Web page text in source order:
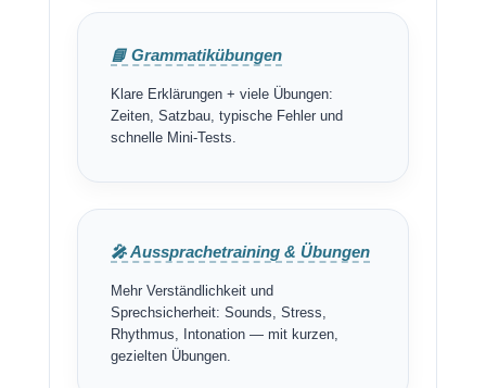
📘 Grammatikübungen
Klare Erklärungen + viele Übungen:
Zeiten, Satzbau, typische Fehler und
schnelle Mini-Tests.
🎤 Aussprachetraining & Übungen
Mehr Verständlichkeit und
Sprechsicherheit: Sounds, Stress,
Rhythmus, Intonation — mit kurzen,
gezielten Übungen.